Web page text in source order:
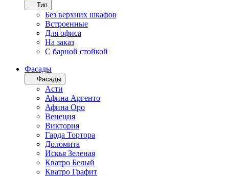
Тип
Без верхних шкафов
Встроенные
Для офиса
На заказ
С барной стойкой
Фасады
Фасады
Асти
Афина Аргенто
Афина Оро
Венеция
Виктория
Гарда Тортора
Доломита
Искья Зеленая
Кватро Белый
Кватро Графит